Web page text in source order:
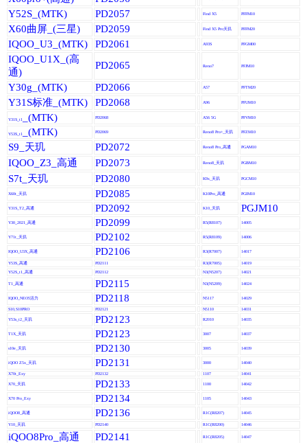
Y52S_(MTK) PD2057 Find X5 PFFM10
X60曲屏_(三星) PD2059 Find X5 Pro天玑 PFFM20
IQOO_U3_(MTK) PD2061 A93S PFGM00
IQOO_U1X_(高
通)
PD2065 Reno7 PFJM10
Y30g_(MTK) PD2066 A57 PFTM20
Y31S标准_(MTK) PD2068 A96 PFUM10
Y31S_t1 _(MTK) PD2068 A56 5G PFVM10
Y53S_t1 _(MTK) PD2069 Reno8 Pro+_天玑 PFZM10
S9_天玑 PD2072 Reno8 Pro_高通 PGAM10
IQOO_Z3_高通 PD2073 Reno8_天玑 PGBM10
S7t_天玑 PD2080 K9x_天玑 PGCM10
X60t_天玑 PD2085 K10Pro_高通 PGIM10
Y31S_T2_高通 PD2092 K10_天玑 PGJM10
Y30_2021_高通 PD2099 R5(R8107) 14005
Y71t_天玑 PD2102 R5(R8109) 14006
IQOO_U3X_高通 PD2106 R3(R7007) 14017
Y53S_高通 PD2111 R3(R7005) 14019
Y52S_t1_高通 PD2112 N3(N5207) 14021
T1_高通 PD2115 N3(N5209) 14024
IQOO_NEO5活力 PD2118 N5117 14029
S10,S10PRO PD2121 N5110 14031
Y53s_t2_天玑 PD2123 R2010 14035
T1X_天玑 PD2123 3007 14037
s10e_天玑 PD2130 3005 14039
iQOO Z5x_天玑 PD2131 3000 14040
X70t_Exy PD2132 1107 14041
X70_天玑 PD2133 1100 14042
X70 Pro_Exy PD2134 1105 14043
iQOO8_高通 PD2136 R1C(R8207) 14045
Y10_天玑 PD2140 R1C(R8200) 14046
iQOO8Pro_高通 PD2141 R1C(R8205) 14047